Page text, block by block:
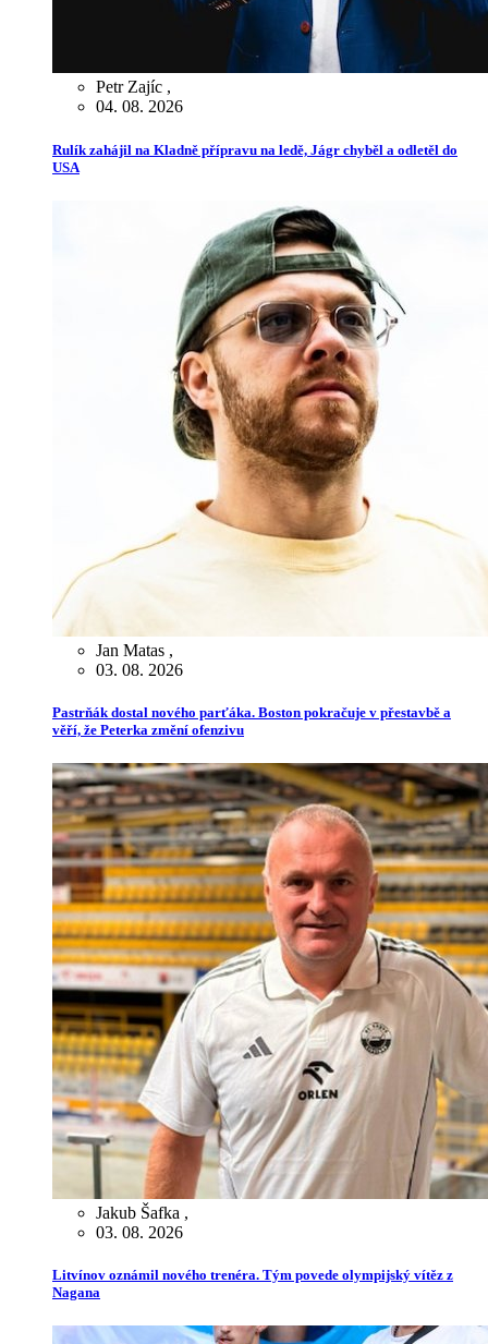
Petr Zajíc ,
04. 08. 2026
Rulík zahájil na Kladně přípravu na ledě, Jágr chyběl a odletěl do
USA
Jan Matas ,
03. 08. 2026
Pastrňák dostal nového parťáka. Boston pokračuje v přestavbě a
věří, že Peterka změní ofenzivu
Jakub Šafka ,
03. 08. 2026
Litvínov oznámil nového trenéra. Tým povede olympijský vítěz z
Nagana